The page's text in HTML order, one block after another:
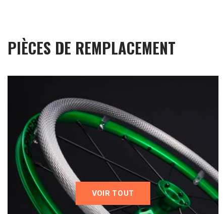
PIÈCES DE REMPLACEMENT
VOIR TOUT
€22,50
SÉLECTIONNER UNE OPTION
ROUE AVANT - FROG LEGS